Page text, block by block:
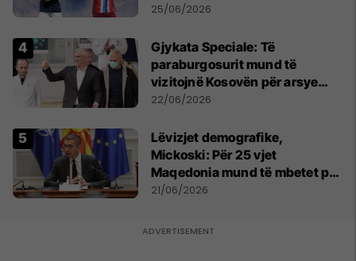
25/06/2026
​Gjykata Speciale: Të
paraburgosurit mund të
vizitojnë Kosovën për arsye
humanitare
22/06/2026
Lëvizjet demografike,
Mickoski: Për 25 vjet
Maqedonia mund të mbetet pa
150 mijë deri në 250 mijë
21/06/2026